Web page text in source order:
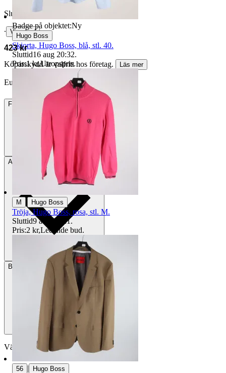
Slutpris
∙ Visa bud
423 kr
Köparskydd är valfritt hos företag.
Läs mer
Euranne vann auktionen
Frakt 85 kr DSV
Avhämtning Stockholm, Sverige
Betalning Via Tradera
Välj till köparskydd
Badge på objektet:Ny
Hugo Boss
Skjorta, Hugo Boss, blå, stl. 40.
Sluttid16 aug 20:32.
Pris:1 kr,Utropspris.
M Hugo Boss
Tröja, Hugo Boss, rosa, stl. M.
Sluttid9 aug 20:21.
Pris:2 kr,Ledande bud.
56 | Hugo Boss